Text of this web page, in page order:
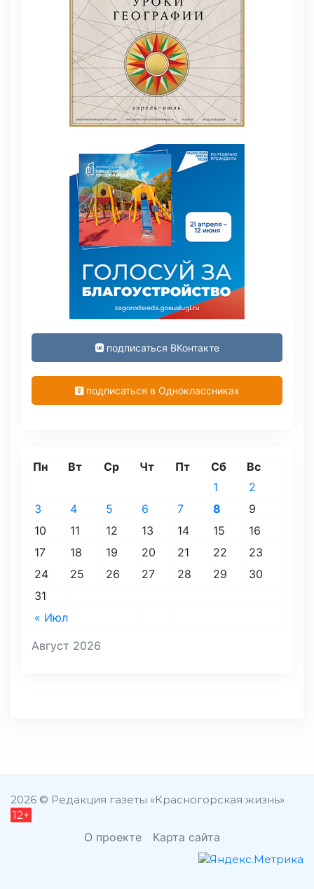
подписаться ВКонтакте
подписаться в Одноклассниках
Август 2026
Пн Вт Ср Чт Пт Сб Вс
« Июл
1
2
3
4 5 6 7 8
9
10
11 12 13 14 15
16
17
18 19 20 21 22
23
24
25 26 27 28 29
30
31
2026 © Редакция газеты «Красногорская жизнь»
12+
О проекте Карта сайта